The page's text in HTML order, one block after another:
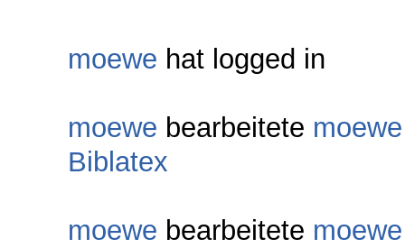
moewe hat logged in
moewe bearbeitete moewe
Biblatex
moewe bearbeitete moewe